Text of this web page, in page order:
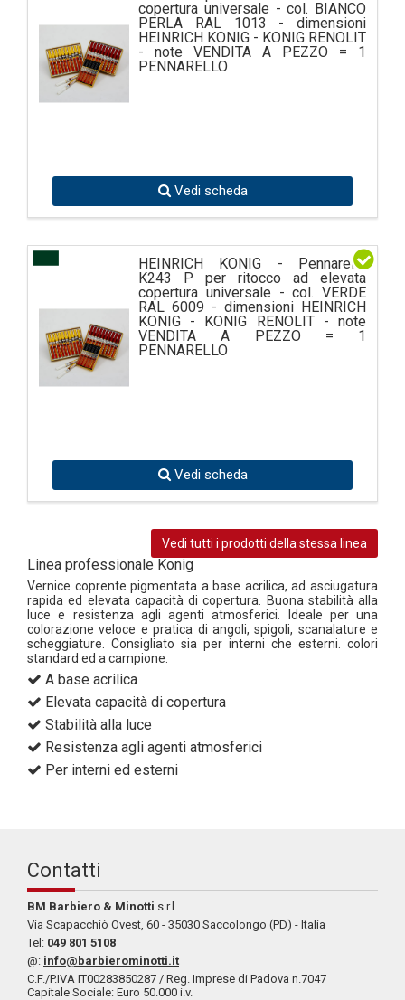
copertura universale - col. BIANCO
PERLA RAL 1013 - dimensioni
HEINRICH KONIG - KONIG RENOLIT
- note VENDITA A PEZZO = 1
PENNARELLO
Vedi scheda
HEINRICH KONIG - Pennarello
K243 P per ritocco ad elevata
copertura universale - col. VERDE
RAL 6009 - dimensioni HEINRICH
KONIG - KONIG RENOLIT - note
VENDITA A PEZZO = 1
PENNARELLO
Vedi scheda
Vedi tutti i prodotti della stessa linea
Linea professionale Konig
Vernice coprente pigmentata a base acrilica, ad asciugatura
rapida ed elevata capacità di copertura. Buona stabilità alla
luce e resistenza agli agenti atmosferici. Ideale per una
colorazione veloce e pratica di angoli, spigoli, scanalature e
scheggiature. Consigliato sia per interni che esterni. colori
standard ed a campione.
A base acrilica
Elevata capacità di copertura
Stabilità alla luce
Resistenza agli agenti atmosferici
Per interni ed esterni
Contatti
BM Barbiero & Minotti s.r.l
Via Scapacchiò Ovest, 60 - 35030 Saccolongo (PD) - Italia
Tel: 049 801 5108
@: info@barbierominotti.it
C.F./P.IVA IT00283850287 / Reg. Imprese di Padova n.7047
Capitale Sociale: Euro 50.000 i.v.